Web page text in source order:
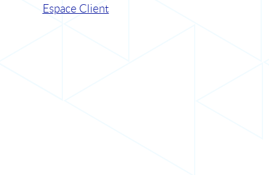
Espace Client